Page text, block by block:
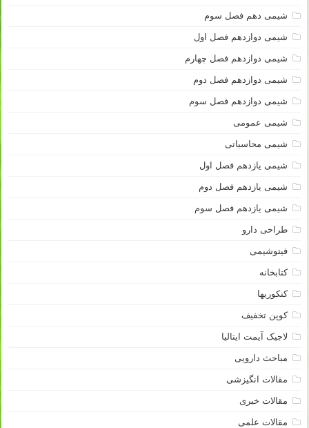
شیمی دهم فصل سوم
شیمی دوازدهم فصل اول
شیمی دوازدهم فصل چهارم
شیمی دوازدهم فصل دوم
شیمی دوازدهم فصل سوم
شیمی عمومی
شیمی محاسباتی
شیمی یازدهم فصل اول
شیمی یازدهم فصل دوم
شیمی یازدهم فصل سوم
طراحی دارو
فیتوشیمی
کتابخانه
کنکوریها
کوپن تخفیف
لاجیک آیمت ایتالیا
مباحث دارویی
مقالات انگیزشی
مقالات خبری
مقالات علمی